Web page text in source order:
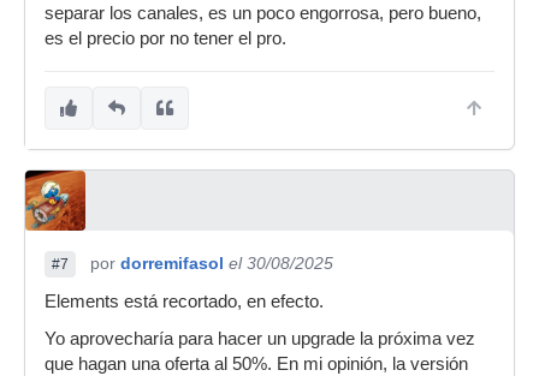
separar los canales, es un poco engorrosa, pero bueno,
es el precio por no tener el pro.
#7 por dorremifasol el 30/08/2025
Elements está recortado, en efecto.
Yo aprovecharía para hacer un upgrade la próxima vez
que hagan una oferta al 50%. En mi opinión, la versión